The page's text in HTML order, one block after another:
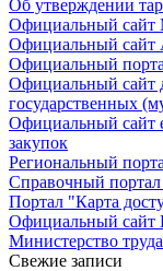
Об утверждении
Официальный сайт
Официальный сайт
Официальный
Официальный сайт
государственных
Официальный сайт
закупок
Региональный
Справочный портал
Портал "Карта
Официальный сайт
Министерство
Свежие записи